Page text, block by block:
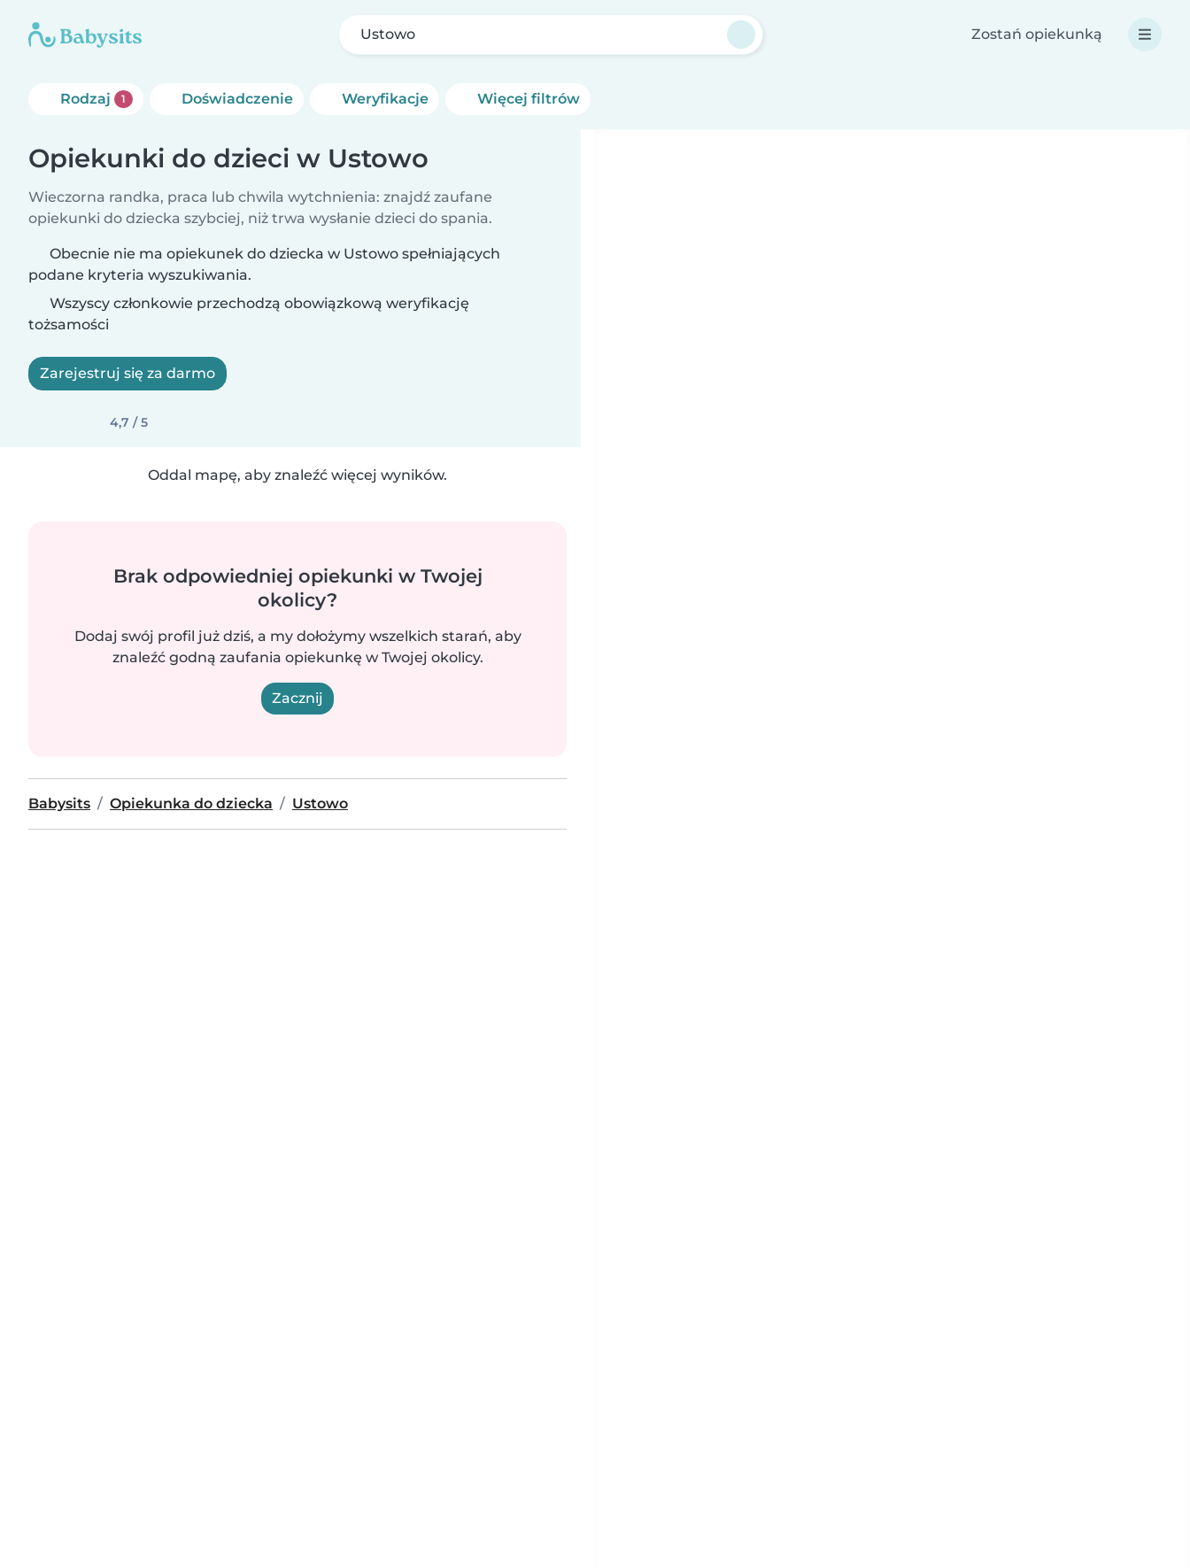
Ustowo Zostań opiekunką
Rodzaj 1 Doświadczenie Weryfikacje Więcej filtrów
Opiekunki do dzieci w Ustowo
Wieczorna randka, praca lub chwila wytchnienia: znajdź zaufane
opiekunki do dziecka szybciej, niż trwa wysłanie dzieci do spania.
Obecnie nie ma opiekunek do dziecka w Ustowo spełniających
podane kryteria wyszukiwania.
Wszyscy członkowie przechodzą obowiązkową weryfikację
tożsamości
Zarejestruj się za darmo
4,7 / 5
Oddal mapę, aby znaleźć więcej wyników.
Brak odpowiedniej opiekunki w Twojej
okolicy?
Dodaj swój profil już dziś, a my dołożymy wszelkich starań, aby
znaleźć godną zaufania opiekunkę w Twojej okolicy.
Zacznij
Babysits Opiekunka do dziecka Ustowo